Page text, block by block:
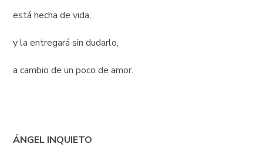
está hecha de vida,
y la entregará sin dudarlo,
a cambio de un poco de amor.
ÁNGEL INQUIETO